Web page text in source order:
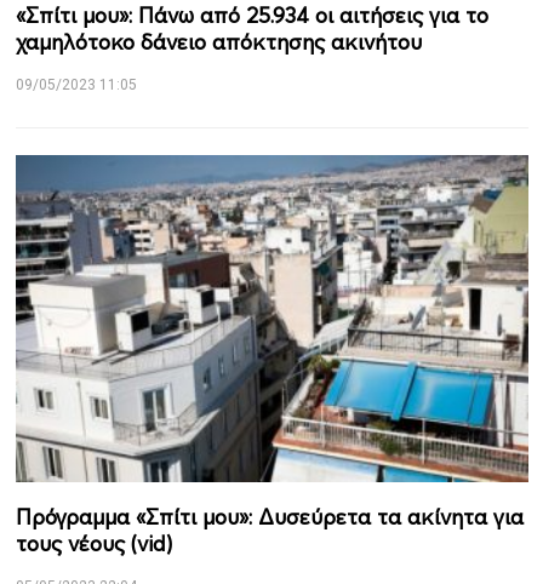
«Σπίτι μου»: Πάνω από 25.934 οι αιτήσεις για το
χαμηλότοκο δάνειο απόκτησης ακινήτου
09/05/2023 11:05
Πρόγραμμα «Σπίτι μου»: Δυσεύρετα τα ακίνητα για
τους νέους (vid)